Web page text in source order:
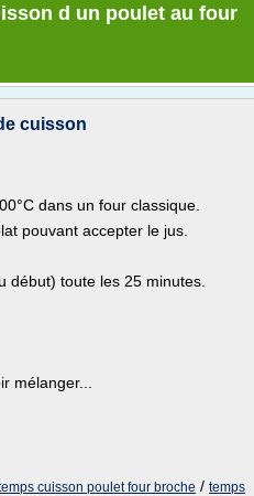
d un poulet au four
cuisson
dans un four classique.
pouvant accepter le jus.
début) toute les 25 minutes.
mélanger...
cuisson poulet four broche / temps